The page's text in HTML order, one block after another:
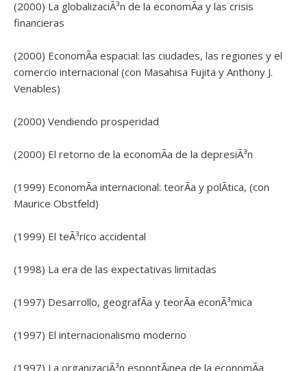
(2000) La globalizaciÃ³n de la economÃ­a y las crisis
financieras
(2000) EconomÃ­a espacial: las ciudades, las regiones y el
comercio internacional (con Masahisa Fujita y Anthony J.
Venables)
(2000) Vendiendo prosperidad
(2000) El retorno de la economÃ­a de la depresiÃ³n
(1999) EconomÃ­a internacional: teorÃ­a y polÃ­tica, (con
Maurice Obstfeld)
(1999) El teÃ³rico accidental
(1998) La era de las expectativas limitadas
(1997) Desarrollo, geografÃ­a y teorÃ­a econÃ³mica
(1997) El internacionalismo moderno
(1997) La organizaciÃ³n espontÃ¡nea de la economÃ­a